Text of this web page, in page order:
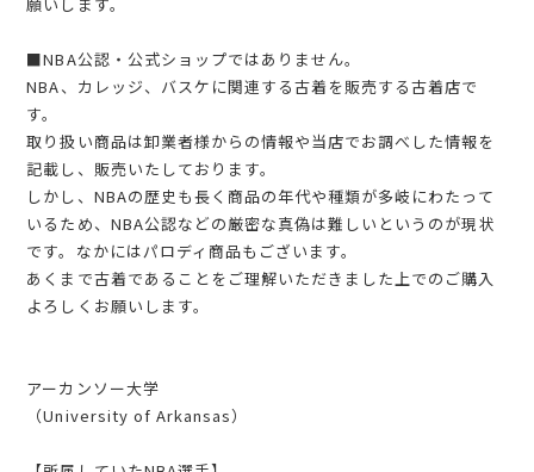
■NBA公認・公式ショップではありません。
NBA、カレッジ、バスケに関連する古着を販売する古着店で
す。
取り扱い商品は卸業者様からの情報や当店でお調べした情報を
記載し、販売いたしております。
しかし、NBAの歴史も長く商品の年代や種類が多岐にわたって
いるため、NBA公認などの厳密な真偽は難しいというのが現状
です。なかにはパロディ商品もございます。
あくまで古着であることをご理解いただきました上でのご購入
よろしくお願いします。
アーカンソー大学
（University of Arkansas）